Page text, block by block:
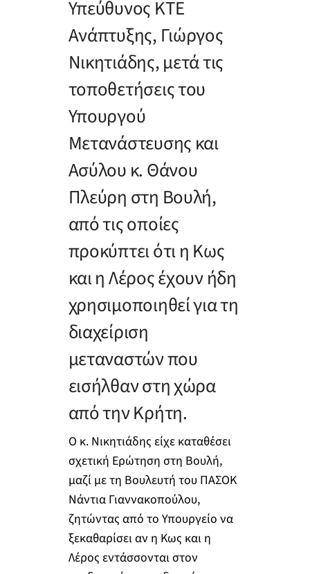
Υπεύθυνος ΚΤΕ
Ανάπτυξης, Γιώργος
Νικητιάδης, μετά τις
τοποθετήσεις του
Υπουργού
Μετανάστευσης και
Ασύλου κ. Θάνου
Πλεύρη στη Βουλή,
από τις οποίες
προκύπτει ότι η Κως
και η Λέρος έχουν ήδη
χρησιμοποιηθεί για τη
διαχείριση
μεταναστών που
εισήλθαν στη χώρα
από την Κρήτη.
Ο κ. Νικητιάδης είχε καταθέσει
σχετική Ερώτηση στη Βουλή,
μαζί με τη Βουλευτή του ΠΑΣΟΚ
Νάντια Γιαννακοπούλου,
ζητώντας από το Υπουργείο να
ξεκαθαρίσει αν η Κως και η
Λέρος εντάσσονται στον